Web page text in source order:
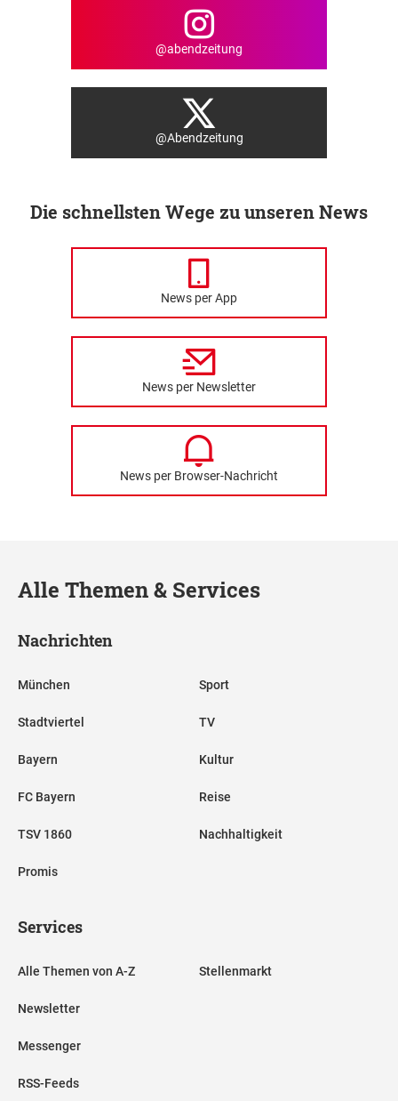
@abendzeitung
@Abendzeitung
Die schnellsten Wege zu unseren News
News per App
News per Newsletter
News per Browser-Nachricht
Alle Themen & Services
Nachrichten
München
Stadtviertel
Bayern
FC Bayern
TSV 1860
Promis
Sport
TV
Kultur
Reise
Nachhaltigkeit
Services
Alle Themen von A-Z
Newsletter
Messenger
RSS-Feeds
Stellenmarkt